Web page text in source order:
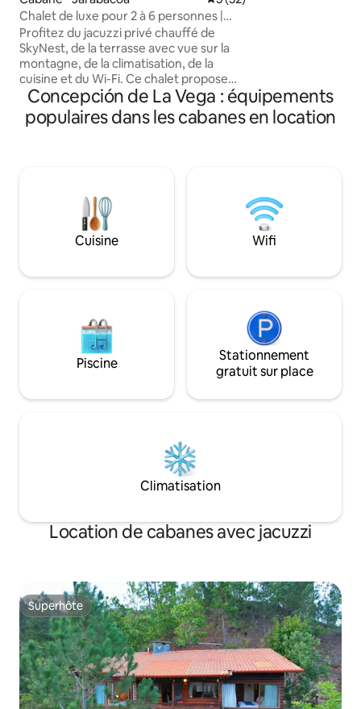
Chalet de luxe pour 2 à 6 personnes |
Jacuzzi privé chauffé
Profitez du jacuzzi privé chauffé de
SkyNest, de la terrasse avec vue sur la
montagne, de la climatisation, de la
cuisine et du Wi-Fi. Ce chalet propose
deux configurations de réservation : les
réservations pour 1 à 2 voyageurs
enregistrés comprennent la chambre
salle de bain. Airbnb ajoute 60 $ par
voyageur et par nuit au-delà des deux
premiers. Indiquez toutes les personnes
qui visiteront la propriété lors de la
enregistrés, de fêtes, d'événements ou
toute sécurité à
Concepción de La Vega : équipements
populaires dans les cabanes en location
Cuisine Wifi
Piscine
Stationnement
gratuit sur place
Climatisation
Location de cabanes avec jacuzzi
Superhôte
Superhôte